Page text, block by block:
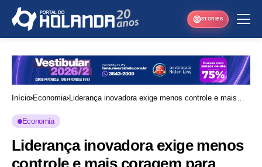
STORIES
Início Economia Liderança inovadora exige menos controle e mais
Economia
Liderança inovadora exige menos